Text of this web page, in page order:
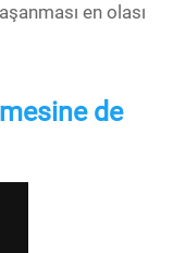
en olası
de